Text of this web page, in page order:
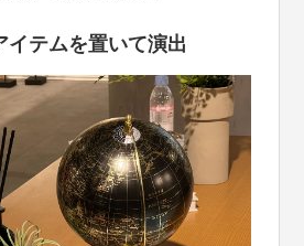
イテムを置いて演出